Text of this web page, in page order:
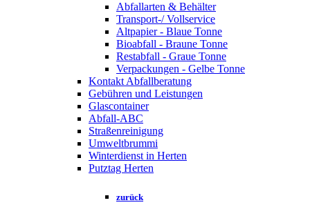
Abfallarten & Behälter
Transport-/ Vollservice
Altpapier - Blaue Tonne
Bioabfall - Braune Tonne
Restabfall - Graue Tonne
Verpackungen - Gelbe Tonne
Kontakt Abfallberatung
Gebühren und Leistungen
Glascontainer
Abfall-ABC
Straßenreinigung
Umweltbrummi
Winterdienst in Herten
Putztag Herten
zurück